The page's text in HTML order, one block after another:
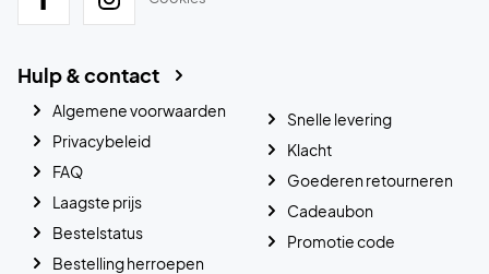
Hulp & contact
Algemene voorwaarden
Privacybeleid
FAQ
Laagste prijs
Bestelstatus
Bestelling herroepen
Snelle levering
Klacht
Goederen retourneren
Cadeaubon
Promotie code